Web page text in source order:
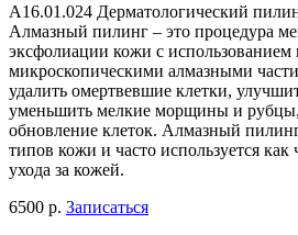
A16.01.024 Дерматологический
Алмазный пилинг – это процедура
эксфолиации кожи с использованием
микроскопическими алмазными
удалить омертвевшие клетки,
уменьшить мелкие морщины и рубцы,
обновление клеток. Алмазный
типов кожи и часто используется как
ухода за кожей.
6500 р. Записаться